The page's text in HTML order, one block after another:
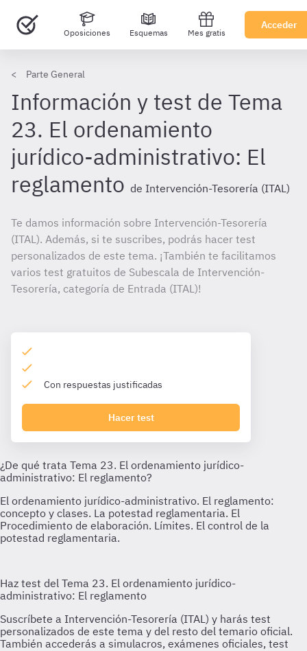
Oposiciones Esquemas Mes gratis
Acceder
Parte General
Información y test de Tema
23. El ordenamiento
jurídico-administrativo: El
reglamento de Intervención-Tesorería (ITAL)
Te damos información sobre Intervención-Tesorería
(ITAL). Además, si te suscribes, podrás hacer test
personalizados de este tema. ¡También te facilitamos
varios test gratuitos de Subescala de Intervención-
Tesorería, categoría de Entrada (ITAL)!
Con respuestas justificadas
Hacer test